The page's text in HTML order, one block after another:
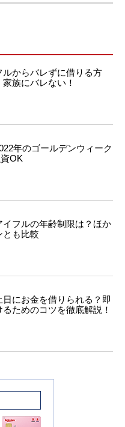
ルからバレずに借りる方
族にバレない！
年のゴールデンウィーク
OK
イフルの年齢制限は？ほか
とも比較
日にお金を借りられる？即
ためのコツを徹底解説！